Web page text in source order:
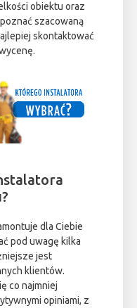
obiektu oraz
szacowaną
skontaktować
dla Ciebie
pod uwagę kilka
jest
klientów.
co najmniej
opiniami, z